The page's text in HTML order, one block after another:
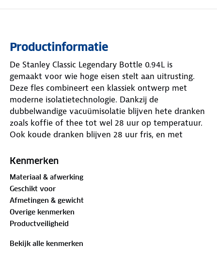
Productinformatie
De Stanley Classic Legendary Bottle 0.94L is
gemaakt voor wie hoge eisen stelt aan uitrusting.
Deze fles combineert een klassiek ontwerp met
moderne isolatietechnologie. Dankzij de
dubbelwandige vacuümisolatie blijven hete dranken
zoals koffie of thee tot wel 28 uur op temperatuur.
Ook koude dranken blijven 28 uur fris, en met
dat de fles tegen een stootje kan en niet roest. Het
ontwerp is volledig BPA-vrij voor een veilige
drinkervaring. Een slim kenmerk van deze fles is de
geïsoleerde dop, die direct dienstdoet als drinkbeker.
Dit bespaart ruimte in de bepakking. De draaidop
zorgt voor een gecontroleerde stroom tijdens het
Kenmerken
Materiaal & afwerking
Geschikt voor
Afmetingen & gewicht
Overige kenmerken
Productveiligheid
Bekijk alle kenmerken